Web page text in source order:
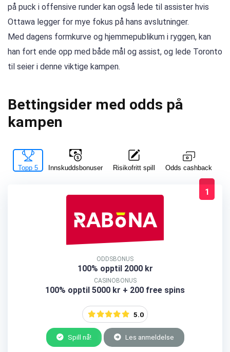
på puck i offensive runder kan også lede til assister hvis
Ottawa legger for mye fokus på hans avslutninger.
Med dagens formkurve og hjemmepublikum i ryggen, kan
han fort ende opp med både mål og assist, og lede Toronto
til seier i denne viktige kampen.
Bettingsider med odds på
kampen
Topp 5 Innskuddsbonuser Risikofritt spill Odds cashback
1
ODDSBONUS
100% opptil 2000 kr
CASINOBONUS
100% opptil 5000 kr + 200 free spins
5.0
Spill nå! Les anmeldelse